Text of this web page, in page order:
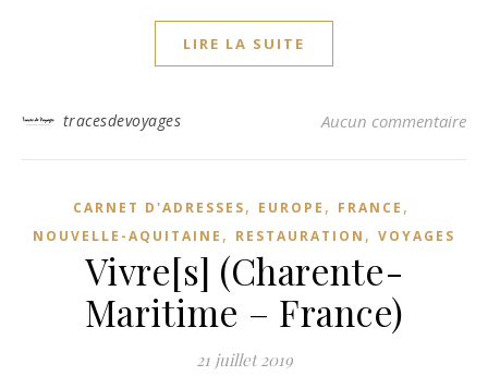
LIRE LA SUITE
tracesdevoyages Aucun commentaire
CARNET D'ADRESSES, EUROPE , FRANCE ,
NOUVELLE-AQUITAINE , RESTAURATION , VOYAGES
Vivre[s] (Charente-
Maritime – France)
21 juillet 2019